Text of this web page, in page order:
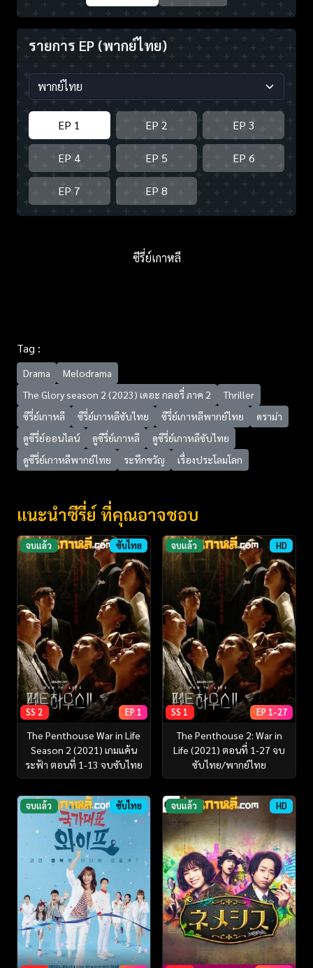
รายการ EP (พากย์ไทย)
EP 1 EP 2 EP 3
EP 4 EP 5 EP 6
EP 7 EP 8
ซีรี่ย์เกาหลี
Tag :
Drama
Melodrama
The Glory season 2 (2023) เดอะ กลอรี่ ภาค 2
Thriller
ซีรี่ย์เกาหลี
ซีรี่ย์เกาหลีซับไทย ซีรี่ย์เกาหลีพากย์ไทย
ดราม่า
ดูซีรี่ย์ออนไลน์
ดูซีรี่ย์เกาหลี
ดูซีรี่ย์เกาหลีซับไทย
ดูซีรี่ย์เกาหลีพากย์ไทย
ระทึกขวัญ เรื่องประโลมโลก
แนะนำซีรี่ย์ ที่คุณอาจชอบ
จบแล้ว ซับไทย
SS 2 EP 1
The Penthouse War in Life
Season 2 (2021) เกมแค้น
ระฟ้า ตอนที่ 1-13 จบซับไทย
จบแล้ว HD
SS 1 EP 1-27
The Penthouse 2: War in
Life (2021) ตอนที่ 1-27 จบ
ซับไทย/พากย์ไทย
จบแล้ว ซับไทย จบแล้ว HD